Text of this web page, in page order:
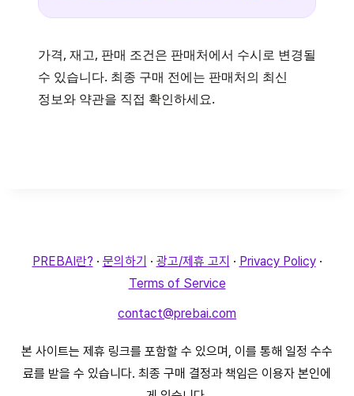
가격, 재고, 판매 조건은 판매처에서 수시로 변경될
수 있습니다. 최종 구매 전에는 판매처의 최신
정보와 약관을 직접 확인하세요.
PREBAI란? · 문의하기 · 광고/제휴 고지 · Privacy Policy·
Terms of Service
contact@prebai.com
본 사이트는 제휴 링크를 포함할 수 있으며, 이를 통해 일정 수수
료를 받을 수 있습니다. 최종 구매 결정과 책임은 이용자 본인에